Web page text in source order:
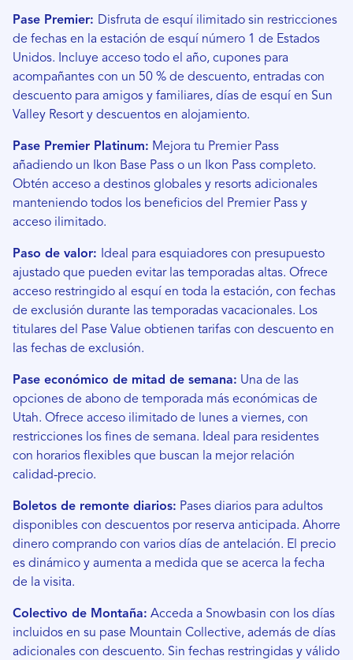
Pase Premier: Disfruta de esquí ilimitado sin restricciones
de fechas en la estación de esquí número 1 de Estados
Unidos. Incluye acceso todo el año, cupones para
acompañantes con un 50 % de descuento, entradas con
descuento para amigos y familiares, días de esquí en Sun
Valley Resort y descuentos en alojamiento.
Pase Premier Platinum: Mejora tu Premier Pass
añadiendo un Ikon Base Pass o un Ikon Pass completo.
Obtén acceso a destinos globales y resorts adicionales
manteniendo todos los beneficios del Premier Pass y
acceso ilimitado.
Paso de valor:
Ideal para esquiadores con presupuesto
ajustado que pueden evitar las temporadas altas. Ofrece
acceso restringido al esquí en toda la estación, con fechas
de exclusión durante las temporadas vacacionales. Los
titulares del Pase Value obtienen tarifas con descuento en
las fechas de exclusión.
Pase económico de mitad de semana: Una de las
opciones de abono de temporada más económicas de
Utah. Ofrece acceso ilimitado de lunes a viernes, con
restricciones los fines de semana. Ideal para residentes
con horarios flexibles que buscan la mejor relación
calidad-precio.
Boletos de remonte diarios: Pases diarios para adultos
disponibles con descuentos por reserva anticipada. Ahorre
dinero comprando con varios días de antelación. El precio
es dinámico y aumenta a medida que se acerca la fecha
de la visita.
Colectivo de Montaña: Acceda a Snowbasin con los días
incluidos en su pase Mountain Collective, además de días
adicionales con descuento. Sin fechas restringidas y válido